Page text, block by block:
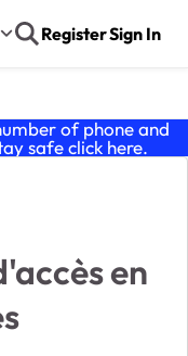
RegisterSign In
of phone and
safe click here.
en